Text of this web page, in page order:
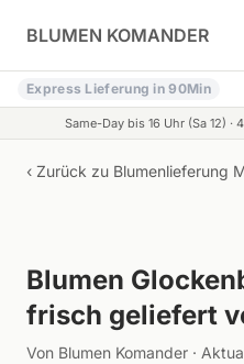
BLUMEN KOMANDER
Express Lieferung in 90Min
Same-Day bis 16 Uhr (Sa 12) ·
‹ Zurück zu Blumenlieferung
Blumen
frisch geliefert
Von Blumen Komander ·